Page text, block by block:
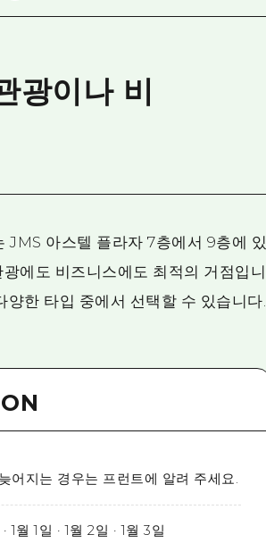
광이나 비
아스텔 플라자 7층에서 9층에 있
에도 비즈니스에도 최적의 거점입니
한 타입 중에서 선택할 수 있습니다.
지는 경우는 프런트에 알려 주세요.
1월 1일 · 1월 2일 · 1월 3일